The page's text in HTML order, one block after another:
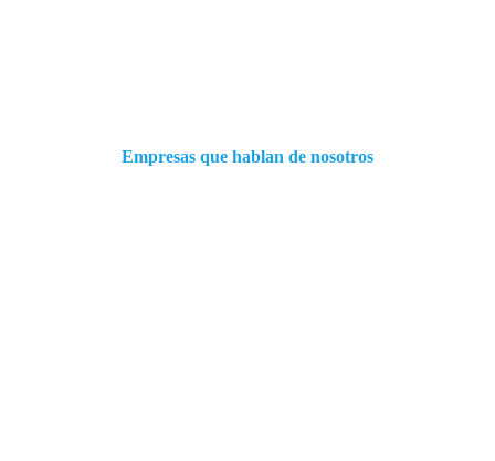
Empresas que hablan de nosotros